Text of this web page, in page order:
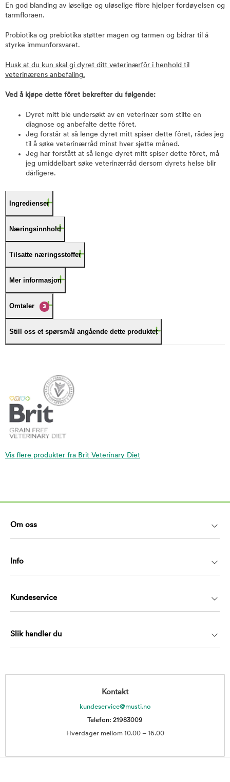
En god blanding av løselige og uløselige fibre hjelper fordøyelsen og
tarmfloraen.
Probiotika og prebiotika støtter magen og tarmen og bidrar til å
styrke immunforsvaret.
Husk at du kun skal gi dyret ditt veterinærfôr i henhold til
veterinærens anbefaling.
Ved å kjøpe dette fôret bekrefter du følgende:
Dyret mitt ble undersøkt av en veterinær som stilte en
diagnose og anbefalte dette fôret.
Jeg forstår at så lenge dyret mitt spiser dette fôret, rådes jeg
til å søke veterinærråd minst hver sjette måned.
Jeg har forstått at så lenge dyret mitt spiser dette fôret, må
jeg umiddelbart søke veterinærråd dersom dyrets helse blir
dårligere.
Ingredienser
Næringsinnhold
Tilsatte næringsstoffer
Mer informasjon
Omtaler 3
Still oss et spørsmål angående dette produktet
Vis flere produkter fra Brit Veterinary Diet
Om oss
Info
Kundeservice
Slik handler du
Kontakt
kundeservice@musti.no
Telefon: 21983009
Hverdager mellom 10.00 – 16.00